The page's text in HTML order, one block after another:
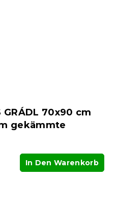
GRÁDL 70x90 cm
gekämmte
In Den Warenkorb